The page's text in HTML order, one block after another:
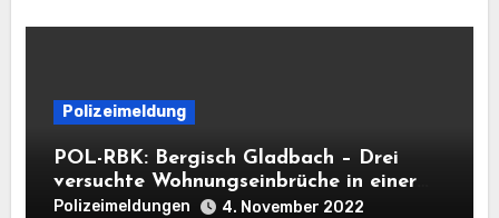
Polizeimeldung
POL-RBK: Bergisch Gladbach – Drei
versuchte Wohnungseinbrüche in einer
Nacht
Polizeimeldungen 4. November 2022